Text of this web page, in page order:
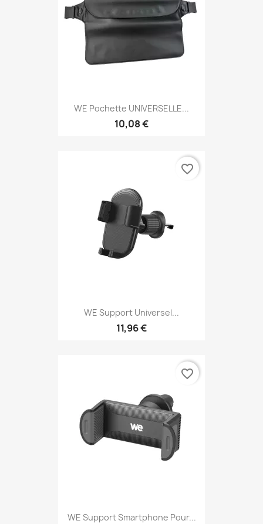
WE Pochette UNIVERSELLE...
10,08 €
WE Support Universel...
11,96 €
favorite_border
WE Support Smartphone Pour...
favorite_border